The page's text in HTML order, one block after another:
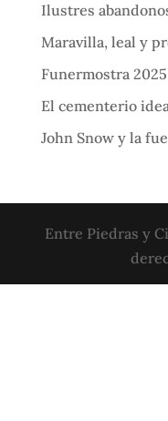
Ilustres
Maravilla, leal y
Funermostra 2025
El cementerio
John Snow y la
Entre Piedras y